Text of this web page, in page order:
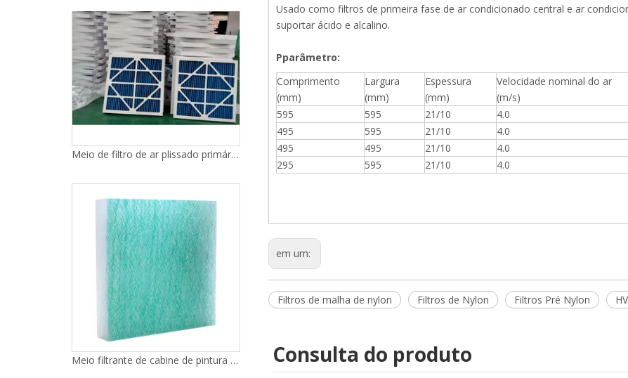
Meio filtrante de cabine de pintura de pré-eficiência G4 EU2
Usado como filtros de primeira fase de ar condicionado central e ar
suportar ácido e alcalino.
Pparâmetro:
Comprimento
(mm)
Largura
(mm)
Espessura
(mm)
Velocidade nominal do ar
(m/s)
595
595 21/10 4.0
495
595 21/10 4.0
495
495 21/10 4.0
295
595 21/10 4.0
em um:
Filtros de malha de nylon Filtros de Nylon Filtros Pré Nylon
Consulta do produto